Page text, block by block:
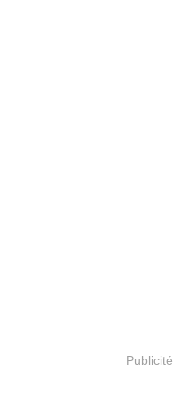
Publicité